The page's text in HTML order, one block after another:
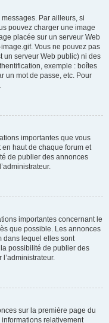
Par ailleurs, si
pouvez charger une image
placée sur un serveur Web
Vous ne pouvez pas
un serveur Web public) ni des
exemple : boîtes
un mot de passe, etc. Pour
importantes que vous
haut de chaque forum et
de publier des annonces
importantes concernant le
que possible. Les annonces
dans lequel elles sont
possibilité de publier des
sur la première page du
relativement